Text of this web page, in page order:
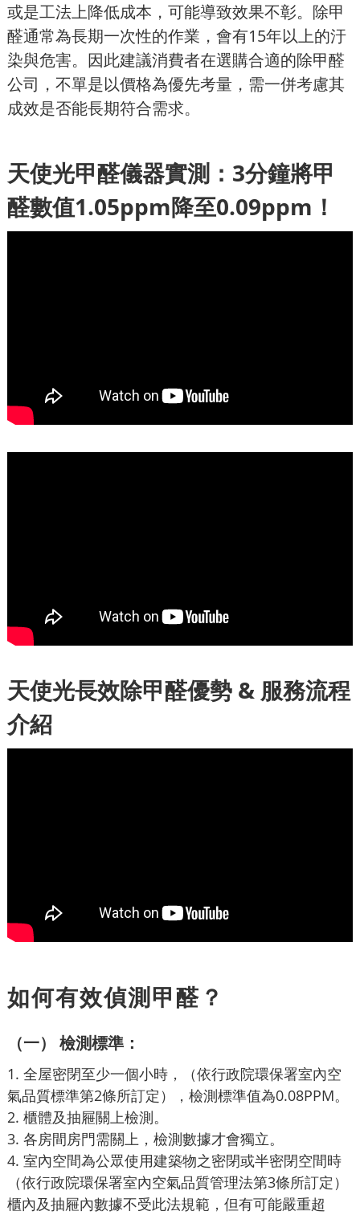
或是工法上降低成本，可能導致效果不彰。除甲
醛通常為長期一次性的作業，會有15年以上的汙
染與危害。因此建議消費者在選購合適的除甲醛
公司，不單是以價格為優先考量，需一併考慮其
成效是否能長期符合需求。
天使光甲醛儀器實測：3分鐘將甲
醛數值1.05ppm降至0.09ppm！
天使光長效除甲醛優勢 & 服務流程
介紹
如何有效偵測甲醛？
（一） 檢測標準：
1. 全屋密閉至少一個小時，（依行政院環保署室內空
氣品質標準第2條所訂定），檢測標準值為0.08PPM。
2. 櫃體及抽屜關上檢測。
3. 各房間房門需關上，檢測數據才會獨立。
4. 室內空間為公眾使用建築物之密閉或半密閉空間時
（依行政院環保署室內空氣品質管理法第3條所訂定）
櫃內及抽屜內數據不受此法規範，但有可能嚴重超